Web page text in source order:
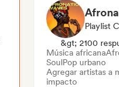
Playlist
&gt; 2100
Música africana
SoulPop urbano
Agregar artistas a
impacto